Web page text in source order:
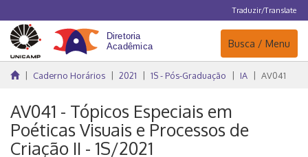
Traduzir/Translate
Navegação
Busca / Menu
Caderno Horários 2021 1S - Pós-Graduação IA AV041
AV041 - Tópicos Especiais em
Poéticas Visuais e Processos de
Criação II - 1S/2021